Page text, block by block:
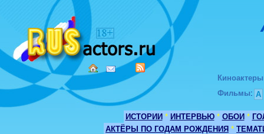
Киноактеры
Фильмы: А
ИСТОРИИ * ИНТЕРВЬЮ * ОБОИ *
АКТЁРЫ ПО ГОДАМ РОЖДЕНИЯ *